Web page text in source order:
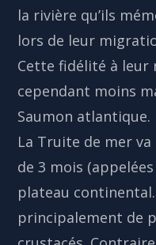
la rivière qu’ils
lors de leur
Cette fidélité à leur
cependant moins
Saumon atlantique.
La Truite de mer
de 3 mois
plateau
principalement de